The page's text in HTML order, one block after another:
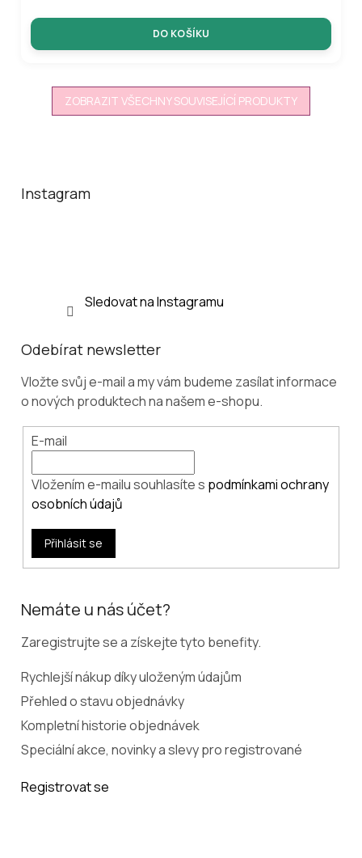
DO KOŠÍKU
ZOBRAZIT VŠECHNY SOUVISEJÍCÍ PRODUKTY
Instagram
Sledovat na Instagramu
Odebírat newsletter
Vložte svůj e-mail a my vám budeme zasílat informace
o nových produktech na našem e-shopu.
E-mail
Vložením e-mailu souhlasíte s podmínkami ochrany
osobních údajů
Přihlásit se
Nemáte u nás účet?
Zaregistrujte se a získejte tyto benefity.
Rychlejší nákup díky uloženým údajům
Přehled o stavu objednávky
Kompletní historie objednávek
Speciální akce, novinky a slevy pro registrované
Registrovat se